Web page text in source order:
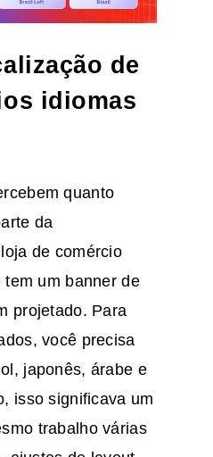
de
idiomas
quanto
da
de comércio
um banner de
projetado. Para
você precisa
japonês, árabe e
isso significava um
trabalho várias